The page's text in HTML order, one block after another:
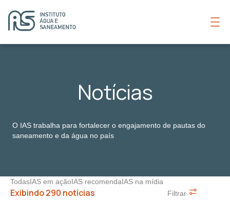
Notícias
O IAS trabalha para fortalecer o engajamento de pautas do
saneamento e da água no país
TodasIAS em açãoIAS recomendaIAS na mídia
Exibindo 290 notícias Filtrar